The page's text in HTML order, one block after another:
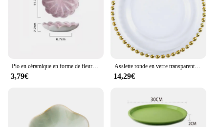
Available for wholesale and bulk purchases, these
sets are not only a valuable asset for medical
professionals but also a smart investment for
vendors and suppliers looking to provide reliable
medical equipment to their clients.
Pio en céramique en forme de fleur Brindisi, petite assiette en porcelaine, S/05 er, Mini Soy aissce assaisonnement, ustensiles de cuisine, fournitures de cuisine, 1 pièce
3,79€
Assiette ronde en verre transparente avec perles dorées, assiette à fruits, assiette à dessert, assiette de mariage, assiette de cuisson domestique, ustensiles de cuisine, nouveau
14,29€